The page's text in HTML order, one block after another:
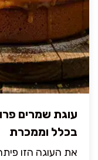
בכלל וממכרת
את העוגה הזו